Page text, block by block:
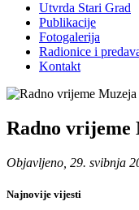
Utvrda Stari Grad
Publikacije
Fotogalerija
Radionice i
Kontakt
Radno vrijeme
Objavljeno, 29. svibnja
Najnovije vijesti